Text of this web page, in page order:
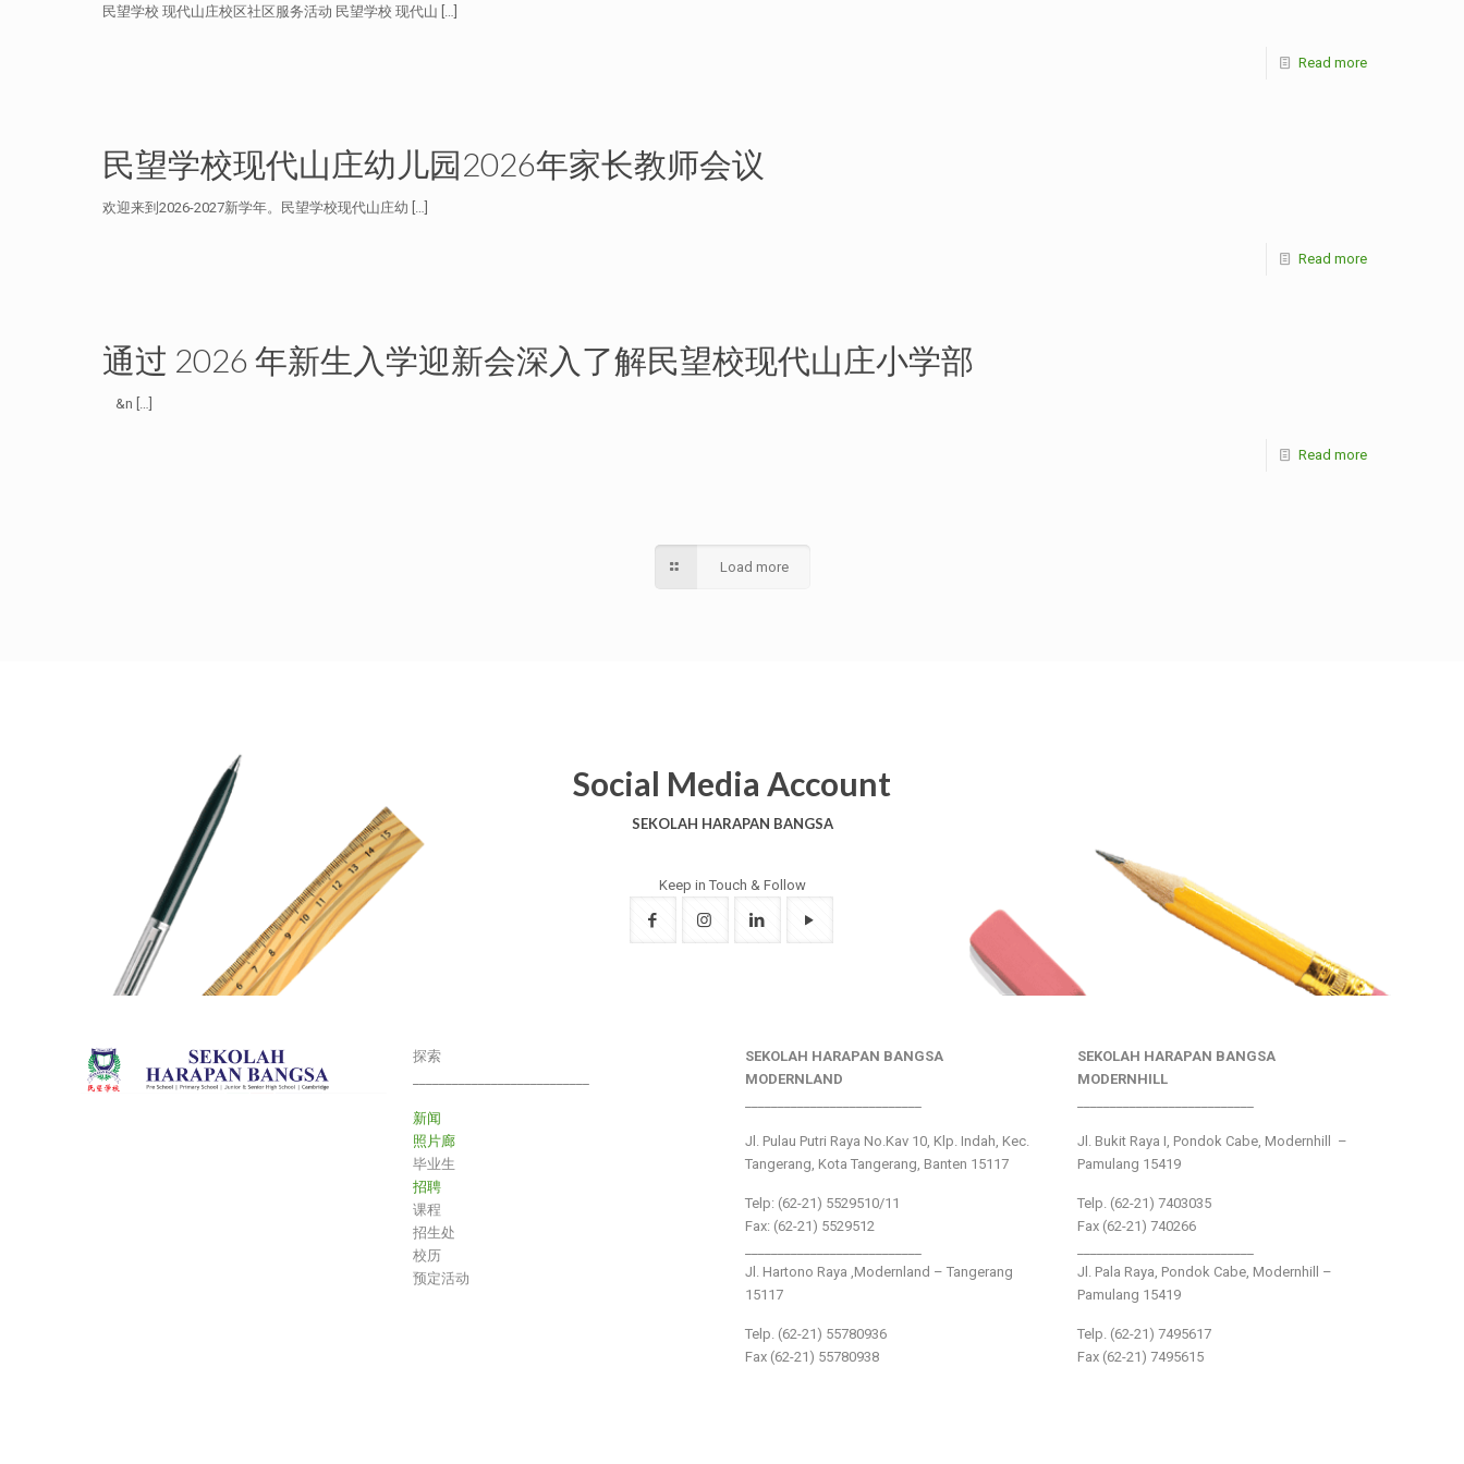
民望学校 现代山庄校区社区服务活动 民望学校 现代山 […]
Read more
民望学校现代山庄幼儿园2026年家长教师会议
欢迎来到2026-2027新学年。民望学校现代山庄幼 […]
Read more
通过 2026 年新生入学迎新会深入了解民望校现代山庄小学部
&n […]
Read more
Load more
Social Media Account
SEKOLAH HARAPAN BANGSA
Keep in Touch & Follow
探索
新闻
照片廊
毕业生
招聘
课程
招生处
校历
预定活动
SEKOLAH HARAPAN BANGSA
MODERNLAND
Jl. Pulau Putri Raya No.Kav 10, Klp. Indah, Kec.
Tangerang, Kota Tangerang, Banten 15117
Telp: (62-21) 5529510/11
Fax: (62-21) 5529512
Jl. Hartono Raya ,Modernland – Tangerang
15117
Telp. (62-21) 55780936
Fax (62-21) 55780938
SEKOLAH HARAPAN BANGSA
MODERNHILL
Jl. Bukit Raya I, Pondok Cabe, Modernhill –
Pamulang 15419
Telp. (62-21) 7403035
Fax (62-21) 740266
Jl. Pala Raya, Pondok Cabe, Modernhill –
Pamulang 15419
Telp. (62-21) 7495617
Fax (62-21) 7495615